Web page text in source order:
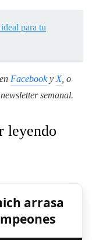
para tu
FacebookyX, o
semanal.
leyendo
arrasa